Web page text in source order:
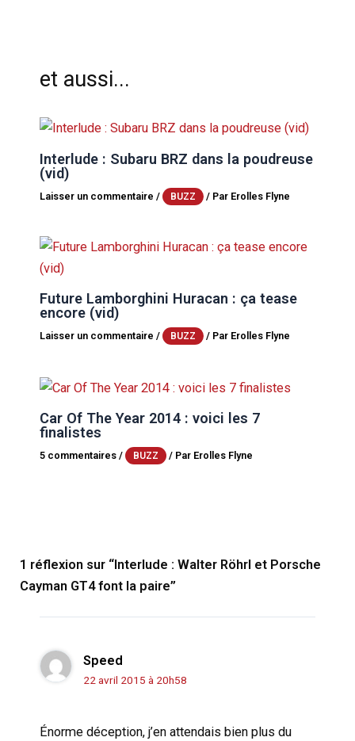
et aussi...
Interlude : Subaru BRZ dans la poudreuse
(vid)
Laisser un commentaire / BUZZ / Par Erolles Flyne
Future Lamborghini Huracan : ça tease
encore (vid)
Laisser un commentaire / BUZZ / Par Erolles Flyne
Car Of The Year 2014 : voici les 7
finalistes
5 commentaires / BUZZ / Par Erolles Flyne
1 réflexion sur “Interlude : Walter Röhrl et Porsche
Cayman GT4 font la paire”
Speed
22 avril 2015 à 20h58
Énorme déception, j’en attendais bien plus du